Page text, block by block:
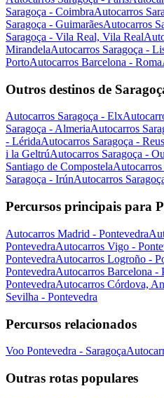
Saragoça - CoimbraAutocarros
Saragoça - GuimarãesAutocarros
Saragoça - Vila Real, Vila Real
MirandelaAutocarros Saragoça -
PortoAutocarros Barcelona - Roma
Outros destinos de
Autocarros Saragoça - Elx
Saragoça - AlmeriaAutocarros
- LéridaAutocarros Saragoça - Reus
i la GeltrúAutocarros Saragoça -
Santiago de Compostela
Saragoça - IrúnAutocarros
Percursos principais para
Autocarros Madrid - Pontevedra
PontevedraAutocarros Vigo -
PontevedraAutocarros Logroño -
PontevedraAutocarros Barcelona -
PontevedraAutocarros Córdova,
Sevilha - Pontevedra
Percursos relacionados
Voo Pontevedra - Saragoça
Outras rotas populares